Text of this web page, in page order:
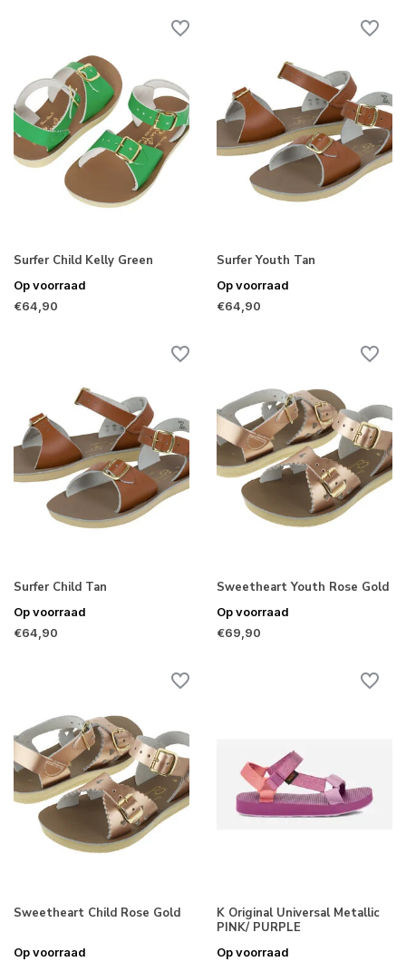
Surfer Child Kelly Green
Op voorraad
€64,90
Surfer Youth Tan
Op voorraad
€64,90
Surfer Child Tan
Op voorraad
€64,90
Sweetheart Youth Rose Gold
Op voorraad
€69,90
Sweetheart Child Rose Gold
Op voorraad
K Original Universal Metallic
PINK/ PURPLE
Op voorraad